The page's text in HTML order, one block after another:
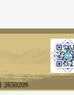
2650209